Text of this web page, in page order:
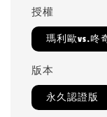
授權
瑪利歐vs.咚
版本
永久認證版